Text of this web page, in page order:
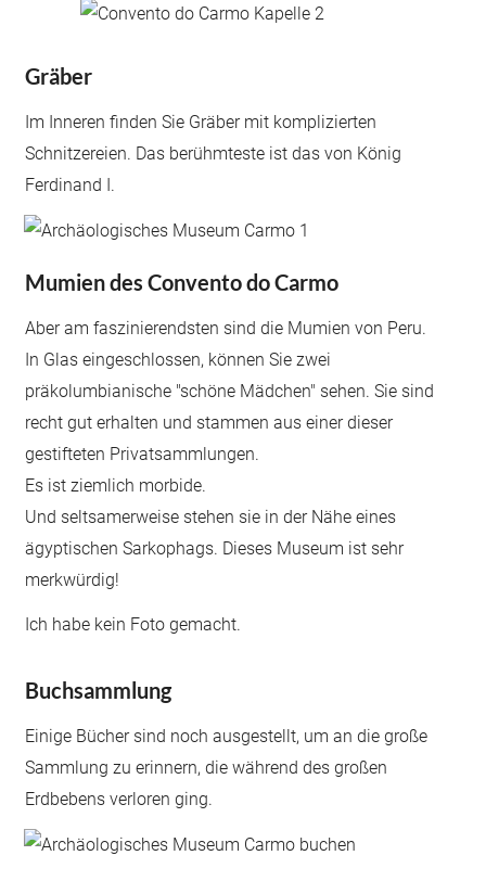
Gräber
Im Inneren finden Sie Gräber mit komplizierten
Schnitzereien. Das berühmteste ist das von König
Ferdinand I.
Mumien des Convento do Carmo
Aber am faszinierendsten sind die Mumien von Peru.
In Glas eingeschlossen, können Sie zwei
präkolumbianische "schöne Mädchen" sehen. Sie sind
recht gut erhalten und stammen aus einer dieser
gestifteten Privatsammlungen.
Es ist ziemlich morbide.
Und seltsamerweise stehen sie in der Nähe eines
ägyptischen Sarkophags. Dieses Museum ist sehr
merkwürdig!
Ich habe kein Foto gemacht.
Buchsammlung
Einige Bücher sind noch ausgestellt, um an die große
Sammlung zu erinnern, die während des großen
Erdbebens verloren ging.